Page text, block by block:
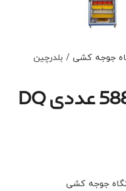
جوجه کشی / بلدرچین
بلدرچین دماوند 588 عددی DQ
جوجه کشی